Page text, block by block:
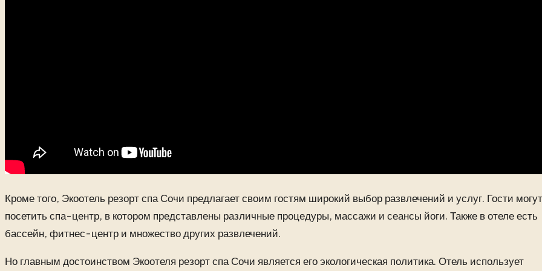
Кроме того, Экоотель резорт спа Сочи предлагает своим гостям широкий выбор развлечений и услуг. Гости могут
посетить спа-центр, в котором представлены различные процедуры, массажи и сеансы йоги. Также в отеле есть
бассейн, фитнес-центр и множество других развлечений.
Но главным достоинством Экоотеля резорт спа Сочи является его экологическая политика. Отель использует